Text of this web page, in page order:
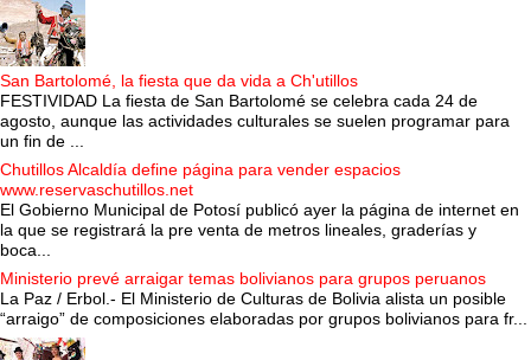
San Bartolomé, la fiesta que da vida a Ch'utillos
FESTIVIDAD La fiesta de San Bartolomé se celebra cada 24 de
agosto, aunque las actividades culturales se suelen programar para
un fin de ...
Chutillos Alcaldía define página para vender espacios
www.reservaschutillos.net
El Gobierno Municipal de Potosí publicó ayer la página de internet en
la que se registrará la pre venta de metros lineales, graderías y
boca...
Ministerio prevé arraigar temas bolivianos para grupos peruanos
La Paz / Erbol.- El Ministerio de Culturas de Bolivia alista un posible
“arraigo” de composiciones elaboradas por grupos bolivianos para fr...